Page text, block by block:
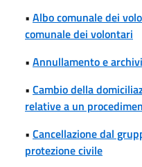
• Albo comunale dei
comunale dei volontari
• Annullamento e
• Cambio della
relative a un
• Cancellazione dal
protezione civile